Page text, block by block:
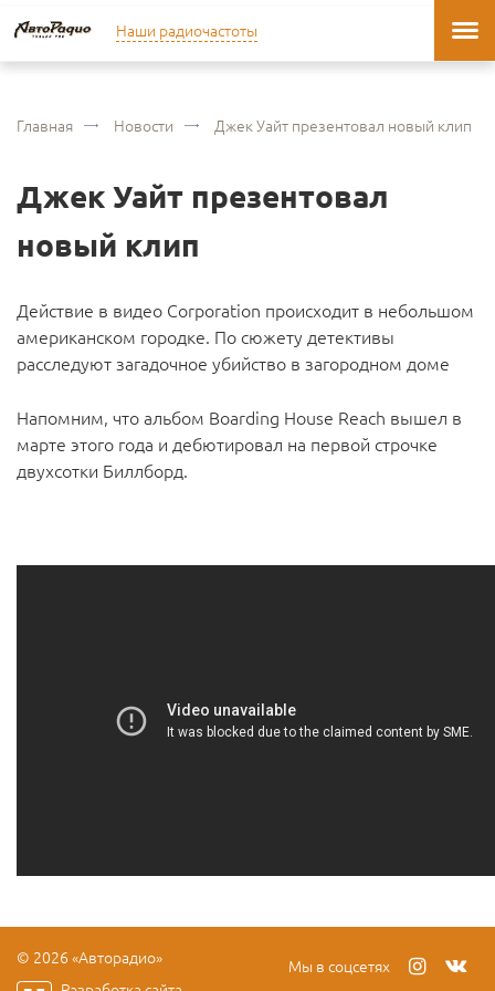
Наши радиочастоты
Главная Новости Джек Уайт презентовал новый клип
Джек Уайт презентовал
новый клип
Действие в видео Corporation происходит в небольшом
американском городке. По сюжету детективы
расследуют загадочное убийство в загородном доме
Напомним, что альбом Boarding House Reach вышел в
марте этого года и дебютировал на первой строчке
двухсотки Биллборд.
© 2026 «Авторадио»
Мы в соцсетях